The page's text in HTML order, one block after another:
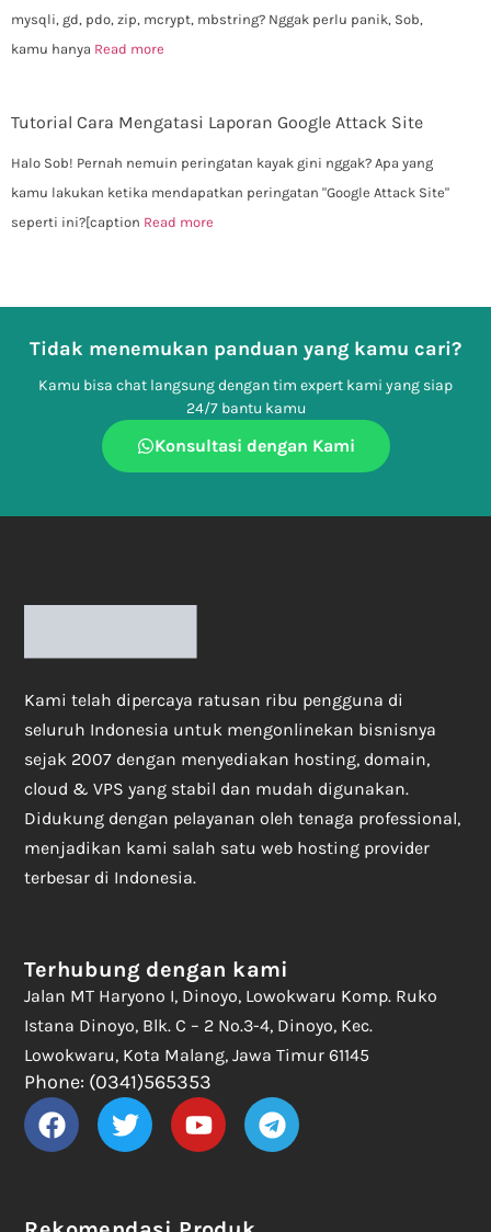
mysqli, gd, pdo, zip, mcrypt, mbstring? Nggak perlu panik, Sob,
kamu hanya Read more
Tutorial Cara Mengatasi Laporan Google Attack Site
Halo Sob! Pernah nemuin peringatan kayak gini nggak? Apa yang
kamu lakukan ketika mendapatkan peringatan "Google Attack Site"
seperti ini?[caption Read more
Tidak menemukan panduan yang kamu cari?
Kamu bisa chat langsung dengan tim expert kami yang siap
24/7 bantu kamu
Konsultasi dengan Kami
Kami telah dipercaya ratusan ribu pengguna di
seluruh Indonesia untuk mengonlinekan bisnisnya
sejak 2007 dengan menyediakan hosting, domain,
cloud & VPS yang stabil dan mudah digunakan.
Didukung dengan pelayanan oleh tenaga professional,
menjadikan kami salah satu web hosting provider
terbesar di Indonesia.
Terhubung dengan kami
Jalan MT Haryono I, Dinoyo, Lowokwaru Komp. Ruko
Istana Dinoyo, Blk. C – 2 No.3-4, Dinoyo, Kec.
Lowokwaru, Kota Malang, Jawa Timur 61145
Phone: (0341)565353